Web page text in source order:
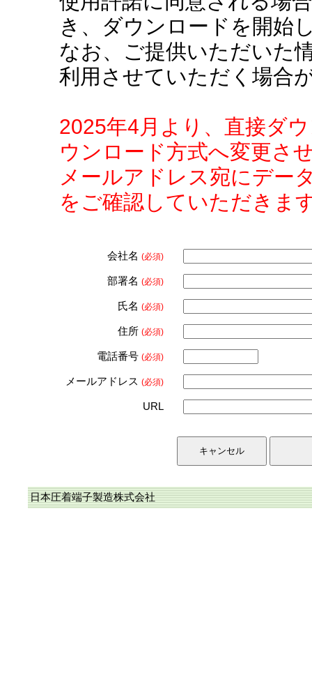
き、ダウンロードを開始
なお、ご提供いただいた
利用させていただく場合
2025年4月より、直接ダ
ウンロード方式へ変更さ
メールアドレス宛にデー
をご確認していただきま
会社名 (必須)
部署名 (必須)
氏名 (必須)
住所 (必須)
電話番号 (必須)
メールアドレス (必須)
URL
日本圧着端子製造株式会社